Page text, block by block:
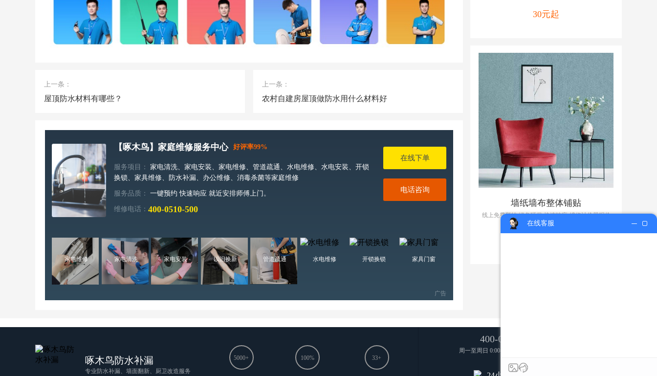
上一条：
屋顶防水材料有哪些？
上一条：
农村自建房屋顶做防水用什么材料好
【啄木鸟】家庭维修服务中心 好评率99%
服务项目：
家电清洗、家电安装、家电维修、管道疏通、水电维修、水电安装、开锁
换锁、家具维修、防水补漏、办公维修、消毒杀菌等家庭维修
服务品质： 一键预约 快速响应 就近安排师傅上门。
维修电话： 400-0510-500
在线下单
电话咨询
家电维修 家电清洗 家电安装 以旧换新 管道疏通 水电维修 开锁换锁 家具门窗
广告
就近上门
30元起
墙纸墙布整体铺贴
线上免费预约,绿色环保·快速响应·维修计价器报价
啄木鸟防水补漏
专业防水补漏、墙面翻新、厨卫改造服务
5000+ 100% 33+
400-051-0500
周一至周日 0:00-23:59（仅收市话费）
在线客服